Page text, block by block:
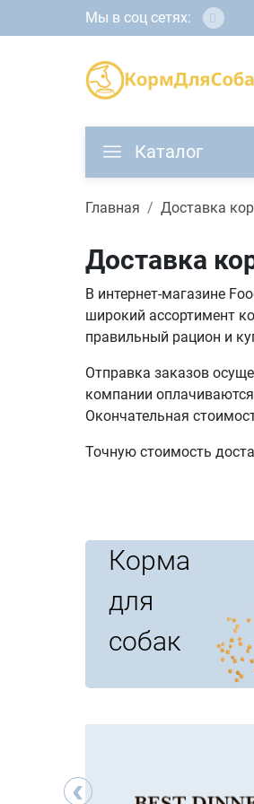
Мы в соц сетях:
Каталог
Главная Доставка
Доставка
В интернет-магазине
широкий ассортимент
правильный рацион и
Отправка заказов
компании
Окончательная
Точную стоимость
Корма
для
собак
‹